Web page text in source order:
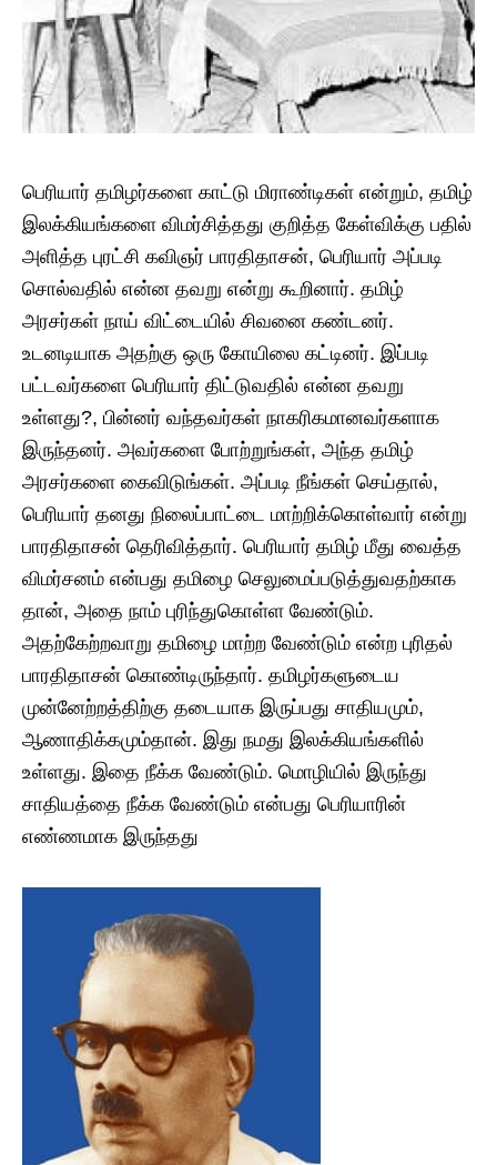
பெரியார் தமிழர்களை காட்டு மிராண்டிகள் என்றும், தமிழ்
இலக்கியங்களை விமர்சித்தது குறித்த கேள்விக்கு பதில்
அளித்த புரட்சி கவிஞர் பாரதிதாசன், பெரியார் அப்படி
சொல்வதில் என்ன தவறு என்று கூறினார். தமிழ்
அரசர்கள் நாய் விட்டையில் சிவனை கண்டனர்.
உடனடியாக அதற்கு ஒரு கோயிலை கட்டினர். இப்படி
பட்டவர்களை பெரியார் திட்டுவதில் என்ன தவறு
உள்ளது?, பின்னர் வந்தவர்கள் நாகரிகமானவர்களாக
இருந்தனர். அவர்களை போற்றுங்கள், அந்த தமிழ்
அரசர்களை கைவிடுங்கள். அப்படி நீங்கள் செய்தால்,
பெரியார் தனது நிலைப்பாட்டை மாற்றிக்கொள்வார் என்று
பாரதிதாசன் தெரிவித்தார். பெரியார் தமிழ் மீது வைத்த
விமர்சனம் என்பது தமிழை செலுமைப்படுத்துவதற்காக
தான், அதை நாம் புரிந்துகொள்ள வேண்டும்.
அதற்கேற்றவாறு தமிழை மாற்ற வேண்டும் என்ற புரிதல்
பாரதிதாசன் கொண்டிருந்தார். தமிழர்களுடைய
முன்னேற்றத்திற்கு தடையாக இருப்பது சாதியமும்,
ஆணாதிக்கமும்தான். இது நமது இலக்கியங்களில்
உள்ளது. இதை நீக்க வேண்டும். மொழியில் இருந்து
சாதியத்தை நீக்க வேண்டும் என்பது பெரியாரின்
எண்ணமாக இருந்தது